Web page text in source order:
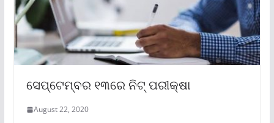
ସେପ୍ଟେମ୍ବର ୧୩ରେ ନିଟ୍ ପରୀକ୍ଷା
August 22, 2020